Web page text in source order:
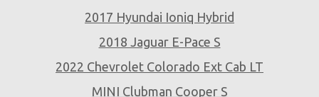
2017 Hyundai Ioniq Hybrid
2018 Jaguar E-Pace S
2022 Chevrolet Colorado Ext Cab LT
MINI Clubman Cooper S